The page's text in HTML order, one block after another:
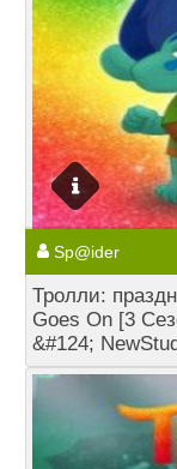
Sp@ider
Тролли:
Goes On [3
&#124;